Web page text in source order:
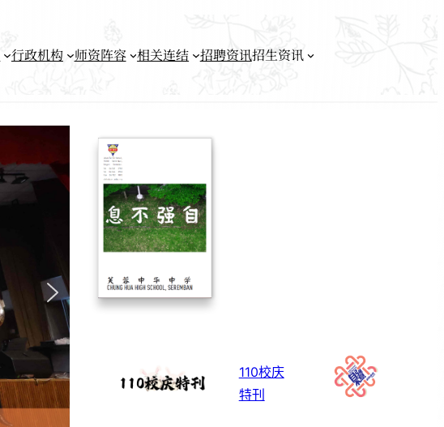
行政机构 师资阵容 相关连结 招聘资讯招生资讯
110校庆
特刊